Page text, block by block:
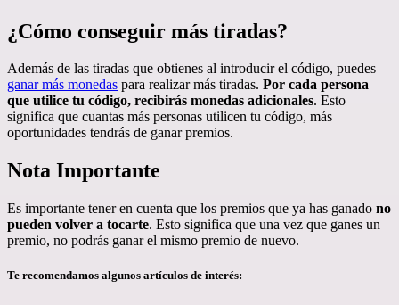
¿Cómo conseguir más tiradas?
Además de las tiradas que obtienes al introducir el código, puedes
ganar más monedas para realizar más tiradas. Por cada persona
que utilice tu código, recibirás monedas adicionales. Esto
significa que cuantas más personas utilicen tu código, más
oportunidades tendrás de ganar premios.
Nota Importante
Es importante tener en cuenta que los premios que ya has ganado no
pueden volver a tocarte. Esto significa que una vez que ganes un
premio, no podrás ganar el mismo premio de nuevo.
Te recomendamos algunos artículos de interés: